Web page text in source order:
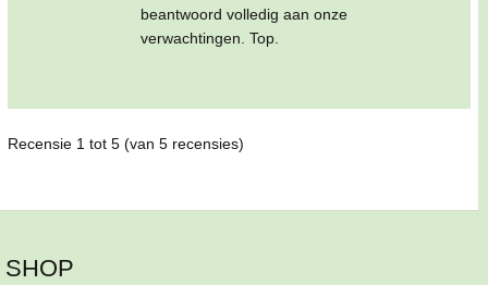
beantwoord volledig aan onze
verwachtingen. Top.
Recensie 1 tot 5(van 5recensies)
SHOP